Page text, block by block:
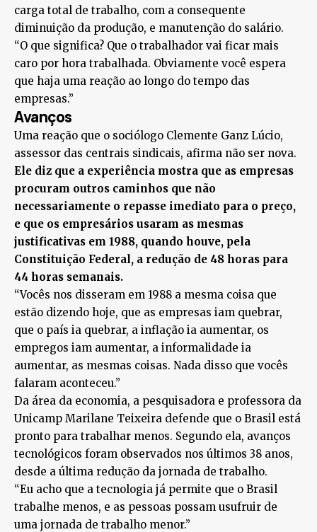
carga total de trabalho, com a consequente
diminuição da produção, e manutenção do salário.
“O que significa? Que o trabalhador vai ficar mais
caro por hora trabalhada. Obviamente você espera
que haja uma reação ao longo do tempo das
empresas.”
Avanços
Uma reação que o sociólogo Clemente Ganz Lúcio,
assessor das centrais sindicais, afirma não ser nova.
Ele diz que a experiência mostra que as empresas
procuram outros caminhos que não
necessariamente o repasse imediato para o preço,
e que os empresários usaram as mesmas
justificativas em 1988, quando houve, pela
Constituição Federal, a redução de 48 horas para
44 horas semanais.
“Vocês nos disseram em 1988 a mesma coisa que
estão dizendo hoje, que as empresas iam quebrar,
que o país ia quebrar, a inflação ia aumentar, os
empregos iam aumentar, a informalidade ia
aumentar, as mesmas coisas. Nada disso que vocês
falaram aconteceu.”
Da área da economia, a pesquisadora e professora da
Unicamp Marilane Teixeira defende que o Brasil está
pronto para trabalhar menos. Segundo ela, avanços
tecnológicos foram observados nos últimos 38 anos,
desde a última redução da jornada de trabalho.
“Eu acho que a tecnologia já permite que o Brasil
trabalhe menos, e as pessoas possam usufruir de
uma jornada de trabalho menor.”